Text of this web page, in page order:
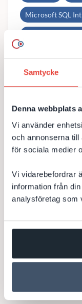
Samtycke
Denna webbplats
Vi använder
och annonserna till
för sociala medier
Vi vidarebefordrar
information från
analysföretag som
Microsoft SQL
SharePoint
DevCore har satt
.NET C#
Search Server